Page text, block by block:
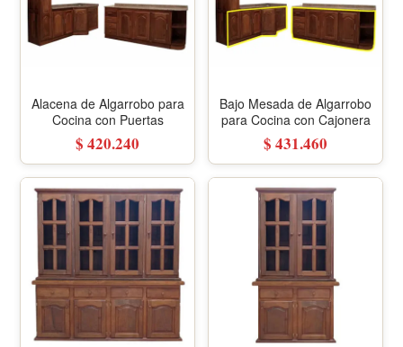
Alacena de Algarrobo para
Cocina con Puertas
$ 420.240
Bajo Mesada de Algarrobo
para Cocina con Cajonera
$ 431.460